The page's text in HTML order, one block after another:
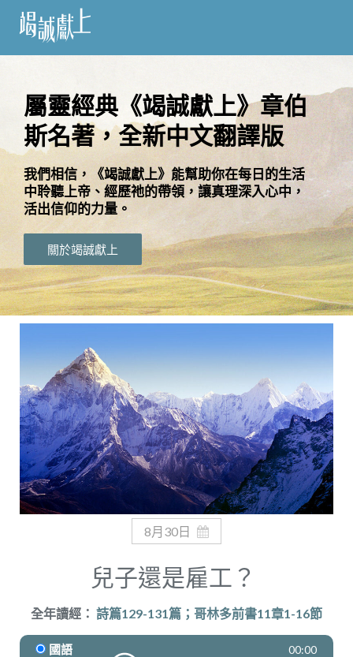
閱
語
言
關
於
竭
誠
獻
上
奉獻
屬靈經典《竭誠獻上》章伯
斯名著，全新中文翻譯版
我們相信，《竭誠獻上》能幫助你在每日的生活
中聆聽上帝、經歷祂的帶領，讓真理深入心中，
活出信仰的力量。
關於竭誠獻上
8月30日
兒子還是雇工？
全年讀經： 詩篇129-131篇；哥林多前書11章1-16節
國語
00:00